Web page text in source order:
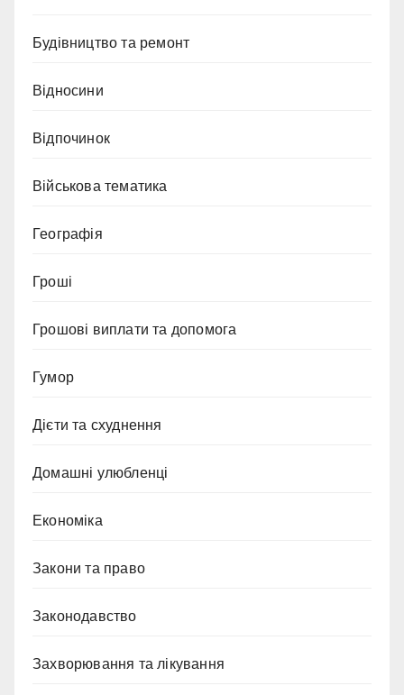
Будівництво та ремонт
Відносини
Відпочинок
Військова тематика
Географія
Гроші
Грошові виплати та допомога
Гумор
Дієти та схуднення
Домашні улюбленці
Економіка
Закони та право
Законодавство
Захворювання та лікування